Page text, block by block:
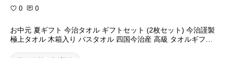
0 0
お中元 夏ギフト 今治タオル ギフトセット (2枚セット) 今治謹製
極上タオル 木箱入り バスタオル 四国今治産 高級 タオルギフト